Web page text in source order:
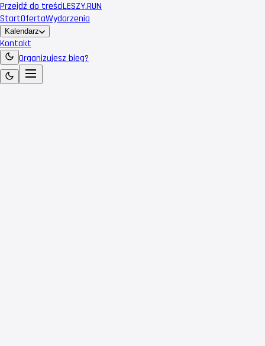
Przejdź do treściLESZY.RUN
StartOfertaWydarzenia
Kalendarz
Kontakt
Organizujesz bieg?